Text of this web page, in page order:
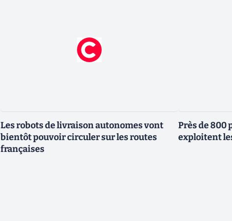
Les robots de livraison autonomes vont
bientôt pouvoir circuler sur les routes
françaises
Près de 800
exploitent